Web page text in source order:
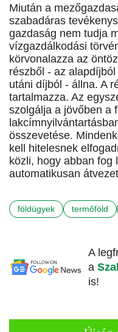
Miután a
szabadáras
gazdaság nem tudja
vízgazdálkodási
körvonalazza az
részből - az
utáni díjból - állna. A
tartalmazza. Az
szolgálja a jövőben a
összevetése.
kell hitelesnek
közli, hogy abban fog
automatikusan
földügyek termőföld
A
a
is!